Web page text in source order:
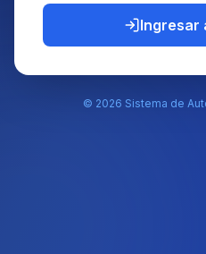
Ingresar
© 2026 Sistema de